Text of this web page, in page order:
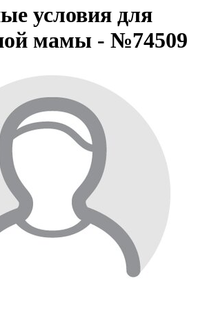
условия для
мамы - №74509